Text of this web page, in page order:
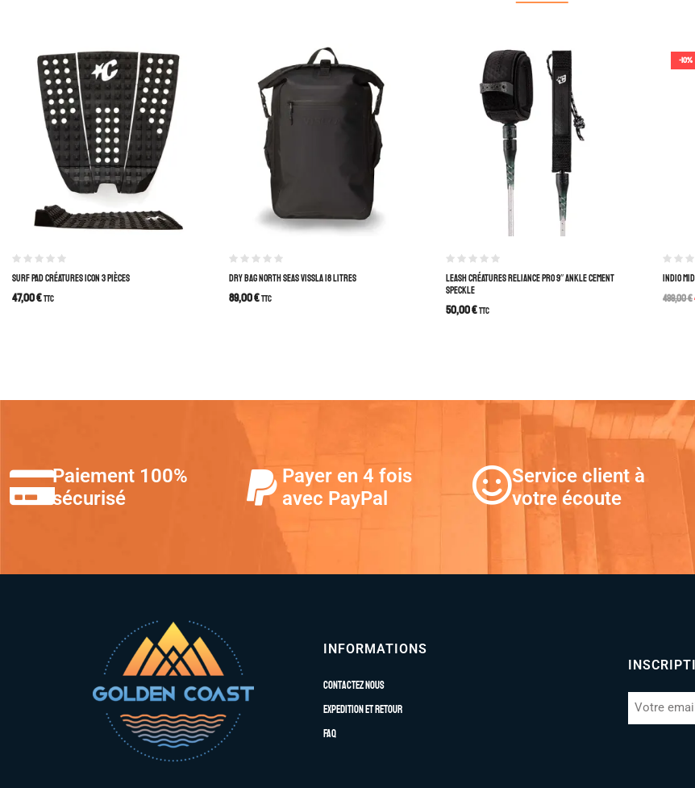
SURF PAD CRÉATURES ICON 3 PIÈCES
47,00€TTC
DRY BAG NORTH SEAS VISSLA 18 LITRES
89,00€TTC
LEASH CRÉATURES RELIANCE PRO 9″ ANKLE CEMENT
SPECKLE
50,00€TTC
-10%
INDIO
499,00€
Paiement 100%
sécurisé
Payer en 4 fois
avec PayPal
Service client à
votre écoute
INFORMATIONS
Contactez nous
Expedition et retour
FAQ